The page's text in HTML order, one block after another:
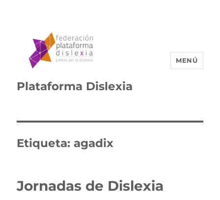
Plataforma Dislexia
MENÚ
Etiqueta: agadix
Jornadas de Dislexia